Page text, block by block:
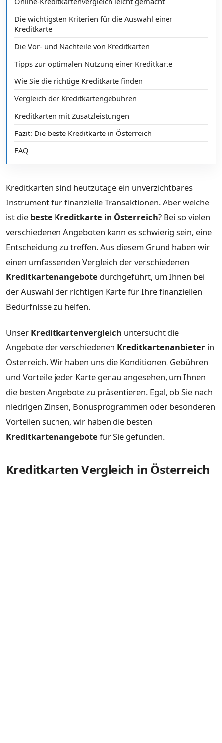
Die wichtigsten Kriterien für die Auswahl einer
Kreditkarte
Die Vor- und Nachteile von Kreditkarten
Tipps zur optimalen Nutzung einer Kreditkarte
Wie Sie die richtige Kreditkarte finden
Vergleich der Kreditkartengebühren
Kreditkarten mit Zusatzleistungen
Fazit: Die beste Kreditkarte in Österreich
FAQ
Kreditkarten sind heutzutage ein unverzichtbares
Instrument für finanzielle Transaktionen. Aber welche
ist die beste Kreditkarte in Österreich? Bei so vielen
verschiedenen Angeboten kann es schwierig sein, eine
Entscheidung zu treffen. Aus diesem Grund haben wir
einen umfassenden Vergleich der verschiedenen
Kreditkartenangebote durchgeführt, um Ihnen bei
der Auswahl der richtigen Karte für Ihre finanziellen
Bedürfnisse zu helfen.
Unser Kreditkartenvergleich untersucht die
Angebote der verschiedenen Kreditkartenanbieter in
Österreich. Wir haben uns die Konditionen, Gebühren
und Vorteile jeder Karte genau angesehen, um Ihnen
die besten Angebote zu präsentieren. Egal, ob Sie nach
niedrigen Zinsen, Bonusprogrammen oder besonderen
Vorteilen suchen, wir haben die besten
Kreditkartenangebote für Sie gefunden.
Kreditkarten Vergleich in Österreich